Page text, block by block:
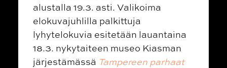
alustalla 19.3. asti. Valikoima
elokuvajuhlilla palkittuja
lyhytelokuvia esitetään lauantaina
18.3. nykytaiteen museo Kiasman
järjestämässä Tampereen parhaat